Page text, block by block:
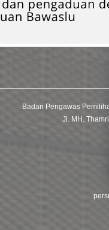
Badan Pengawas
Jl. MH.